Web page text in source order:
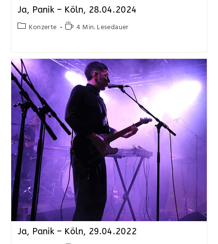
Ja, Panik – Köln, 28.04.2024
Konzerte 4 Min. Lesedauer
Ja, Panik – Köln, 29.04.2022